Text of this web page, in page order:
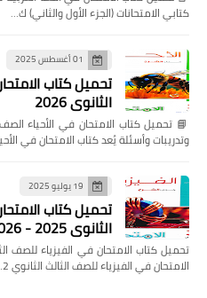
كتابي الامتحانات (الجزء الأول والثاني) ك…
01 أغسطس 2025
تحميل كتاب
الثانوي 2026
وتدريبات وأسئلة يُعد كتاب الامتحان في
19 يوليو 2025
تحميل كتاب
الثانوي 2025 - 2026
الامتحان في الفيزياء للصف الثالث الثانوي 2…